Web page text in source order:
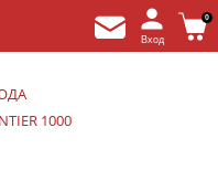
Вход
0
1000